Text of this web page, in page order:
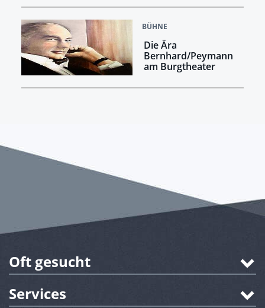
BÜHNE
Die Ära
Bernhard/Peymann
am Burgtheater
Oft gesucht
Services